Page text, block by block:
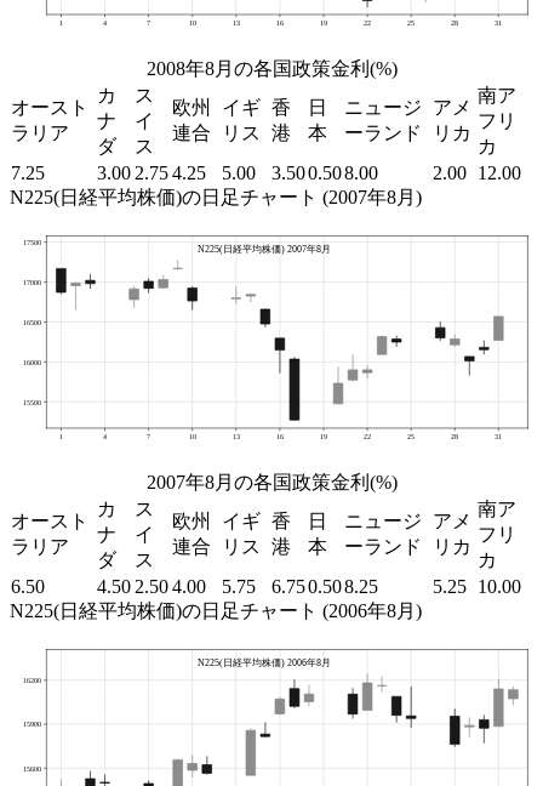
2008年8月の各国政策金利(%)
オースト
ラリア
カ
ナ
ダ
ス
イ
ス
欧州
連合
イギ
リス
香
港
日
本
ニュージ
ーランド
アメ
リカ
南ア
フリ
カ
7.25
3.00 2.754.25 5.00 3.500.508.00 2.00 12.00
N225(日経平均株価)の日足チャート (2007年8月)
2007年8月の各国政策金利(%)
オースト
ラリア
カ
ナ
ダ
ス
イ
ス
欧州
連合
イギ
リス
香
港
日
本
ニュージ
ーランド
アメ
リカ
南ア
フリ
カ
6.50
4.50 2.504.00 5.75 6.750.508.25 5.25 10.00
N225(日経平均株価)の日足チャート (2006年8月)